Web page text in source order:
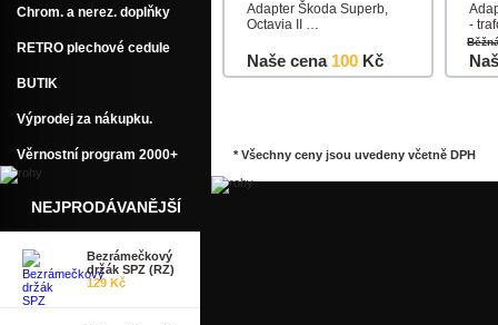
Adapter Škoda Superb,
Octavia II …
Naše cena100 Kč
-
* Všechny ceny jsou uvedeny včetně DPH
Chrom. a nerez. doplňky
RETRO plechové cedule
BUTIK
Výprodej za nákupku.
Věrnostní program 2000+
NEJPRODÁVANĚJŠÍ
Bezrámečkový
držák SPZ (RZ)
129 Kč